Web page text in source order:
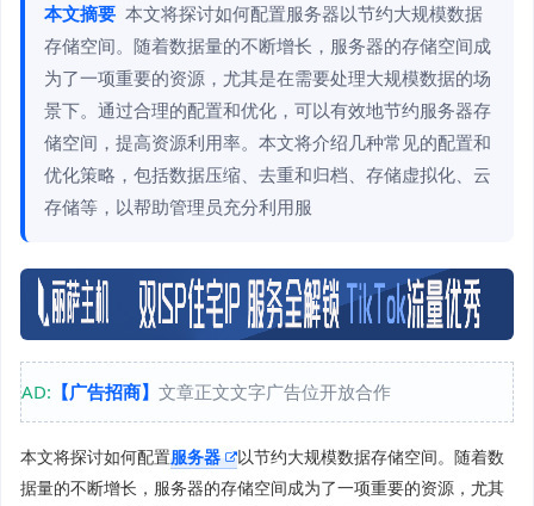
本文摘要 本文将探讨如何配置服务器以节约大规模数据
存储空间。随着数据量的不断增长，服务器的存储空间成
为了一项重要的资源，尤其是在需要处理大规模数据的场
景下。通过合理的配置和优化，可以有效地节约服务器存
储空间，提高资源利用率。本文将介绍几种常见的配置和
优化策略，包括数据压缩、去重和归档、存储虚拟化、云
存储等，以帮助管理员充分利用服
AD: 【广告招商】 文章正文文字广告位开放合作
本文将探讨如何配置服务器
以节约大规模数据存储空间。随着数
据量的不断增长，服务器的存储空间成为了一项重要的资源，尤其